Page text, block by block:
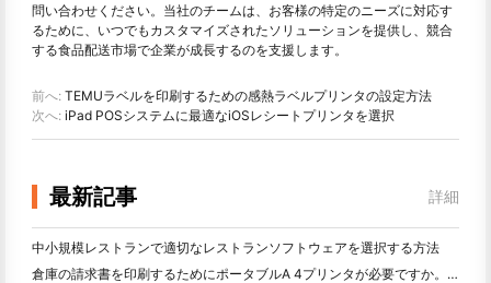
問い合わせください。当社のチームは、お客様の特定のニーズに対応す
るために、いつでもカスタマイズされたソリューションを提供し、競合
する食品配送市場で企業が成長するのを支援します。
前へ: TEMUラベルを印刷するための感熱ラベルプリンタの設定方法
次へ: iPad POSシステムに最適なiOSレシートプリンタを選択
最新記事 詳細
中小規模レストランで適切なレストランソフトウェアを選択する方法
倉庫の請求書を印刷するためにポータブルA 4プリンタが必要ですか。何が本当に効果的なのか